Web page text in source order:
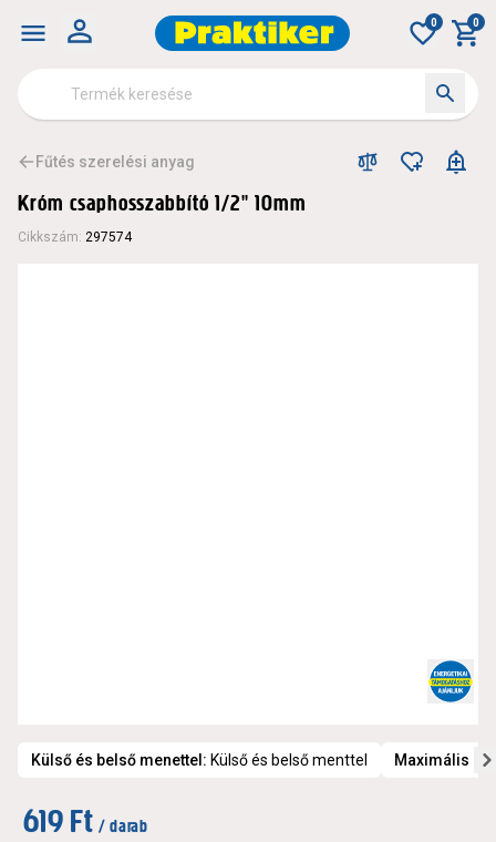
0 0
Fűtés szerelési anyag
Króm csaphosszabbító 1/2" 10mm
Cikkszám: 297574
Külső és belső menettel : Külső és belső menttel Maximális
619 Ft / darab